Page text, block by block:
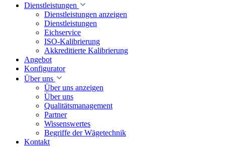
Dienstleistungen
Dienstleistungen anzeigen
Dienstleistungen
Eichservice
ISO-Kalibrierung
Akkreditierte Kalibrierung
Angebot
Konfigurator
Über uns
Über uns anzeigen
Über uns
Qualitätsmanagement
Partner
Wissenswertes
Begriffe der Wägetechnik
Kontakt